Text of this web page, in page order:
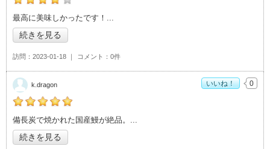
つばちゃんの「うなぎ居酒屋とよ長>」おすすめ度：
最高に美味しかったです！
続きを見る
訪問 2023-01-18 コメント 0件
k.dragonの「うなぎ居酒屋とよ長>」おすすめ度：
備長炭で焼かれた国産鰻が絶品。
続きを見る
k.dragon いいね！ 0